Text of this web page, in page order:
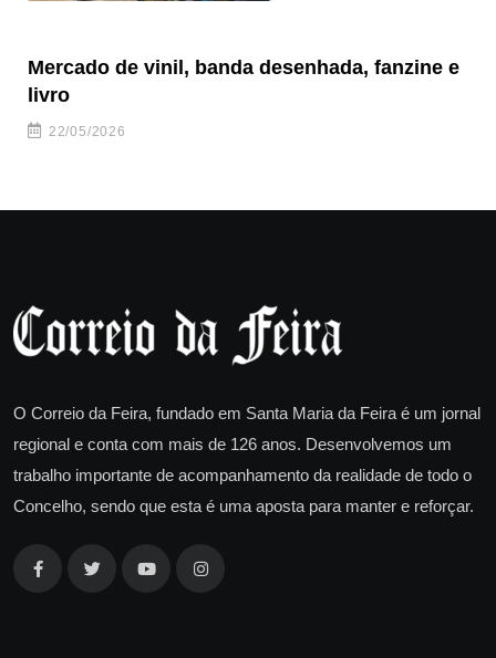
Mercado de vinil, banda desenhada, fanzine e
livro
22/05/2026
O Correio da Feira, fundado em Santa Maria da Feira é um jornal
regional e conta com mais de 126 anos. Desenvolvemos um
trabalho importante de acompanhamento da realidade de todo o
Concelho, sendo que esta é uma aposta para manter e reforçar.